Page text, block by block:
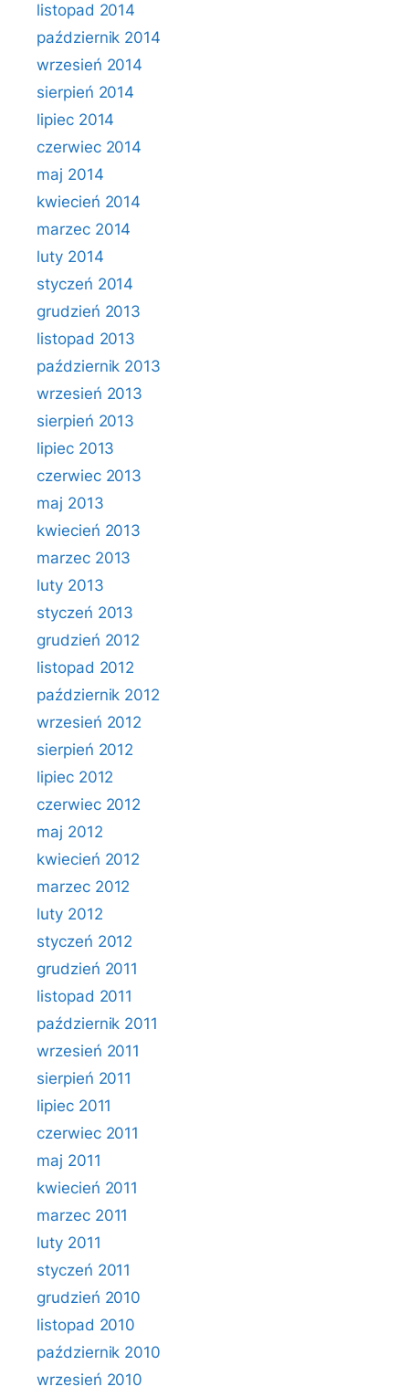
listopad 2014
październik 2014
wrzesień 2014
sierpień 2014
lipiec 2014
czerwiec 2014
maj 2014
kwiecień 2014
marzec 2014
luty 2014
styczeń 2014
grudzień 2013
listopad 2013
październik 2013
wrzesień 2013
sierpień 2013
lipiec 2013
czerwiec 2013
maj 2013
kwiecień 2013
marzec 2013
luty 2013
styczeń 2013
grudzień 2012
listopad 2012
październik 2012
wrzesień 2012
sierpień 2012
lipiec 2012
czerwiec 2012
maj 2012
kwiecień 2012
marzec 2012
luty 2012
styczeń 2012
grudzień 2011
listopad 2011
październik 2011
wrzesień 2011
sierpień 2011
lipiec 2011
czerwiec 2011
maj 2011
kwiecień 2011
marzec 2011
luty 2011
styczeń 2011
grudzień 2010
listopad 2010
październik 2010
wrzesień 2010